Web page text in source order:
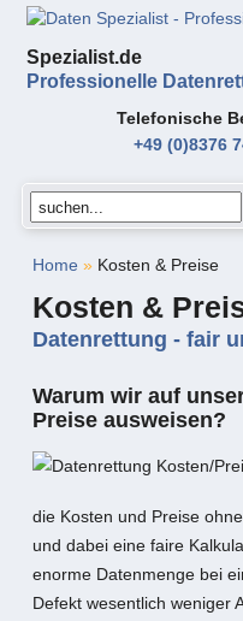
Spezialist.de
Professionelle
Telefonische
+49 (0)8376
Home »Kosten & Preise
Kosten &
Datenrettung - fair
Warum wir auf
Preise ausweisen?
die Kosten und Preise
und dabei eine faire
enorme Datenmenge bei
Defekt wesentlich weniger